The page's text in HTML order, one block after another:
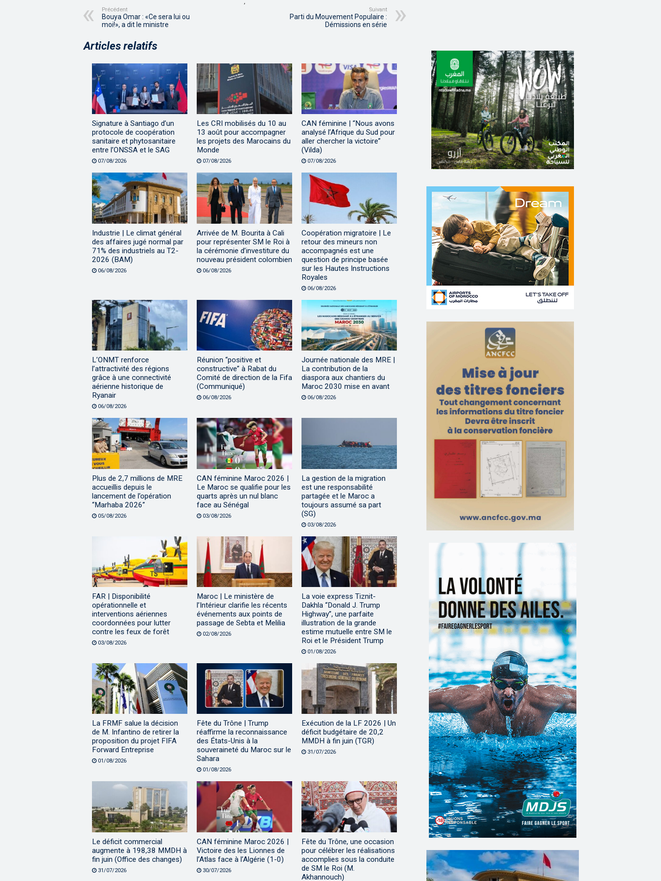
Précédent
Bouya Omar : «Ce sera lui ou
moi!», a dit le ministre
Suivant
Parti du Mouvement Populaire :
Démissions en série
Articles relatifs
Signature à Santiago d’un
protocole de coopération
sanitaire et phytosanitaire
entre l’ONSSA et le SAG
07/08/2026
Les CRI mobilisés du 10 au
13 août pour accompagner
les projets des Marocains du
Monde
07/08/2026
CAN féminine | “Nous avons
analysé l’Afrique du Sud pour
aller chercher la victoire”
(Vilda)
07/08/2026
Industrie | Le climat général
des affaires jugé normal par
71% des industriels au T2-
2026 (BAM)
06/08/2026
Arrivée de M. Bourita à Cali
pour représenter SM le Roi à
la cérémonie d’investiture du
nouveau président colombien
06/08/2026
Coopération migratoire | Le
retour des mineurs non
accompagnés est une
question de principe basée
sur les Hautes Instructions
Royales
06/08/2026
L’ONMT renforce
l’attractivité des régions
grâce à une connectivité
aérienne historique de
Ryanair
06/08/2026
Réunion “positive et
constructive” à Rabat du
Comité de direction de la Fifa
(Communiqué)
06/08/2026
Journée nationale des MRE |
La contribution de la
diaspora aux chantiers du
Maroc 2030 mise en avant
06/08/2026
Plus de 2,7 millions de MRE
accueillis depuis le
lancement de l’opération
“Marhaba 2026”
05/08/2026
CAN féminine Maroc 2026 |
Le Maroc se qualifie pour les
quarts après un nul blanc
face au Sénégal
03/08/2026
La gestion de la migration
est une responsabilité
partagée et le Maroc a
toujours assumé sa part
(SG)
03/08/2026
FAR | Disponibilité
opérationnelle et
interventions aériennes
coordonnées pour lutter
contre les feux de forêt
03/08/2026
Maroc | Le ministère de
l’Intérieur clarifie les récents
événements aux points de
passage de Sebta et Melilia
02/08/2026
La voie express Tiznit-
Dakhla “Donald J. Trump
Highway”, une parfaite
illustration de la grande
estime mutuelle entre SM le
Roi et le Président Trump
01/08/2026
La FRMF salue la décision
de M. Infantino de retirer la
proposition du projet FIFA
Forward Entreprise
01/08/2026
Fête du Trône | Trump
réaffirme la reconnaissance
des États-Unis à la
souveraineté du Maroc sur le
Sahara
01/08/2026
Exécution de la LF 2026 | Un
déficit budgétaire de 20,2
MMDH à fin juin (TGR)
31/07/2026
Le déficit commercial
augmente à 198,38 MMDH à
fin juin (Office des changes)
31/07/2026
CAN féminine Maroc 2026 |
Victoire des les Lionnes de
l’Atlas face à l’Algérie (1-0)
30/07/2026
Fête du Trône, une occasion
pour célébrer les réalisations
accomplies sous la conduite
de SM le Roi (M.
Akhannouch)